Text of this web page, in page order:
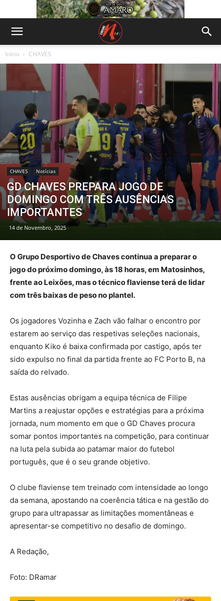
Início CHAVES
CHAVES Notícias
GD CHAVES PREPARA JOGO DE
DOMINGO COM TRÊS AUSÊNCIAS
IMPORTANTES
14 de Novembro, 2025
O Grupo Desportivo de Chaves continua a preparar o
jogo do próximo domingo, às 18 horas, em Matosinhos,
frente ao Leixões, mas o técnico flaviense terá de lidar
com três baixas de peso no plantel.
Os jogadores Vozinha e Zach vão falhar o encontro por
estarem ao serviço das respetivas seleções nacionais,
enquanto Kiko é baixa confirmada por castigo, após ter
sido expulso no final da partida frente ao FC Porto B, na
saída do relvado.
Estas ausências obrigam a equipa técnica de Filipe
Martins a reajustar opções e estratégias para a próxima
jornada, num momento em que o GD Chaves procura
somar pontos importantes na competição, para continuar
na luta pela subida ao patamar maior do futebol
português, que é o seu grande objetivo.
O clube flaviense tem treinado com intensidade ao longo
da semana, apostando na coerência tática e na gestão do
grupo para ultrapassar as limitações momentâneas e
apresentar-se competitivo no desafio de domingo.
A Redação,
Foto: DRamar